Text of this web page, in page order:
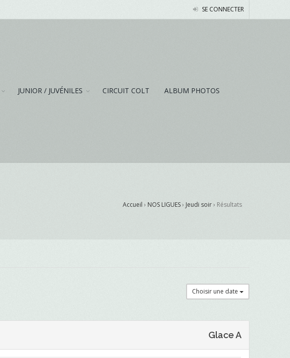
SE CONNECTER
JUNIOR / JUVÉNILES CIRCUIT COLT ALBUM PHOTOS
Accueil › NOS LIGUES› Jeudi soir› Résultats
Choisir une date
Glace A